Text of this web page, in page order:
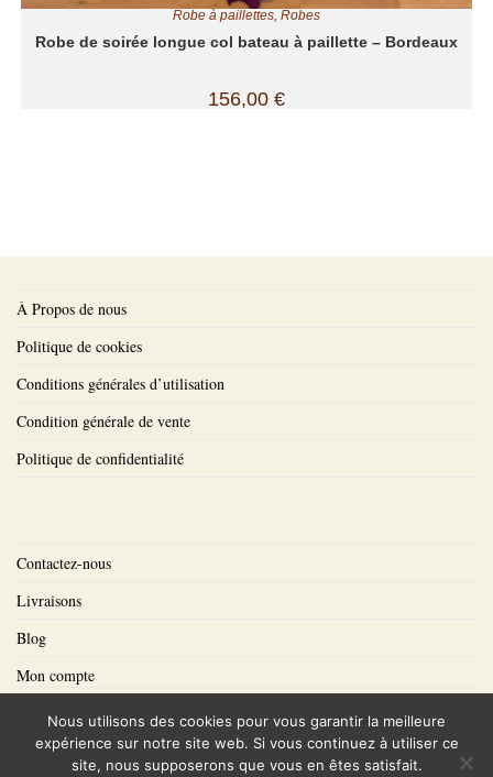
Robe à paillettes Robes
Robe de soirée longue col bateau à paillette – Bordeaux
156,00 €
À Propos de nous
Politique de cookies
Conditions générales d’utilisation
Condition générale de vente
Politique de confidentialité
Contactez-nous
Livraisons
Blog
Mon compte
Nous utilisons des cookies pour vous garantir la meilleure
expérience sur notre site web. Si vous continuez à utiliser ce
site, nous supposerons que vous en êtes satisfait.